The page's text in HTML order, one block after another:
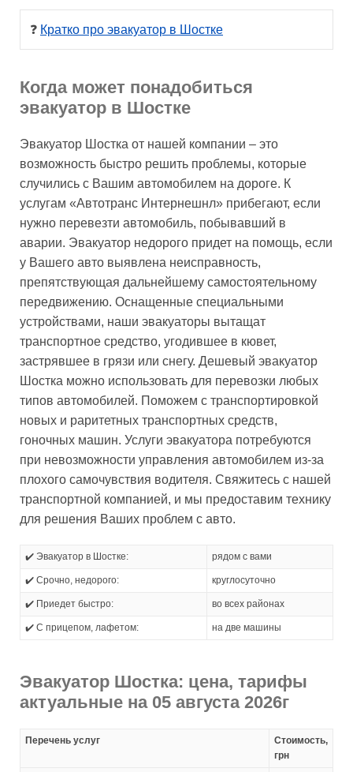
❓ Кратко про эвакуатор в Шостке
Когда может понадобиться
эвакуатор в Шостке
Эвакуатор Шостка от нашей компании – это
возможность быстро решить проблемы, которые
случились с Вашим автомобилем на дороге. К
услугам «Автотранс Интернешнл» прибегают, если
нужно перевезти автомобиль, побывавший в
аварии. Эвакуатор недорого придет на помощь, если
у Вашего авто выявлена неисправность,
препятствующая дальнейшему самостоятельному
передвижению. Оснащенные специальными
устройствами, наши эвакуаторы вытащат
транспортное средство, угодившее в кювет,
застрявшее в грязи или снегу. Дешевый эвакуатор
Шостка можно использовать для перевозки любых
типов автомобилей. Поможем с транспортировкой
новых и раритетных транспортных средств,
гоночных машин. Услуги эвакуатора потребуются
при невозможности управления автомобилем из-за
плохого самочувствия водителя. Свяжитесь с нашей
транспортной компанией, и мы предоставим технику
для решения Ваших проблем с авто.
✔️ Эвакуатор в Шостке: рядом с вами
✔️ Срочно, недорого: круглосуточно
✔️ Приедет быстро: во всех районах
✔️ С прицепом, лафетом: на две машины
Эвакуатор Шостка: цена, тарифы
актуальные на 05 августа 2026г
Перечень услуг
Стоимость,
грн